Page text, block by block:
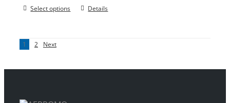
Select options Details
1 2 Next